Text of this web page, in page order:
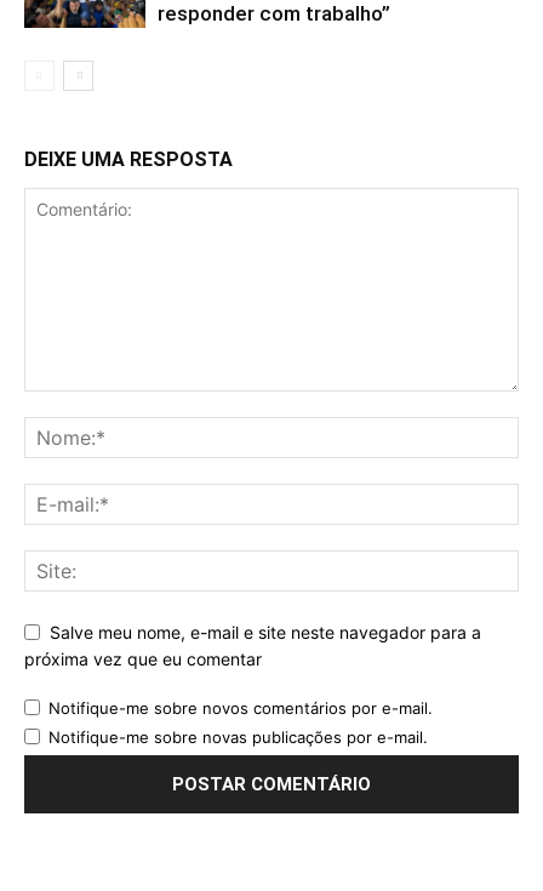
responder com trabalho”
DEIXE UMA RESPOSTA
Salve meu nome, e-mail e site neste navegador para a
próxima vez que eu comentar
Notifique-me sobre novos comentários por e-mail.
Notifique-me sobre novas publicações por e-mail.